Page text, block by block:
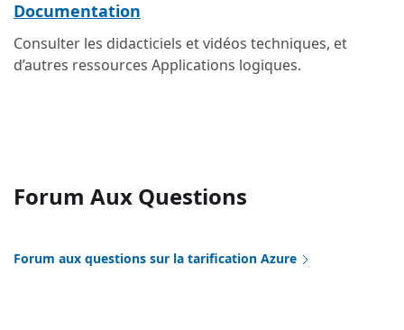
Documentation
Consulter les didacticiels et vidéos techniques, et
d’autres ressources Applications logiques.
Forum Aux Questions
Forum aux questions sur la tarification Azure